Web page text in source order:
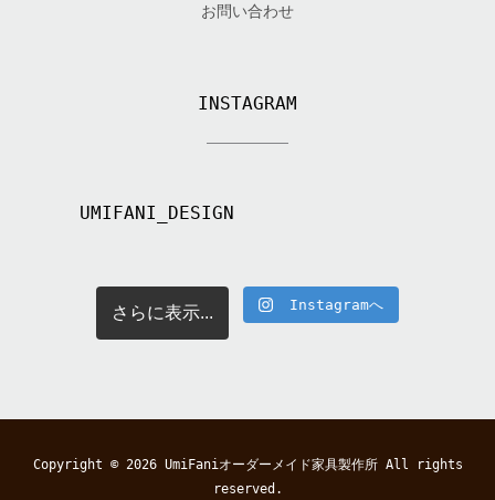
お問い合わせ
INSTAGRAM
UMIFANI_DESIGN
さらに表示... Instagramへ
Copyright © 2026 UmiFaniオーダーメイド家具製作所All rights
reserved.